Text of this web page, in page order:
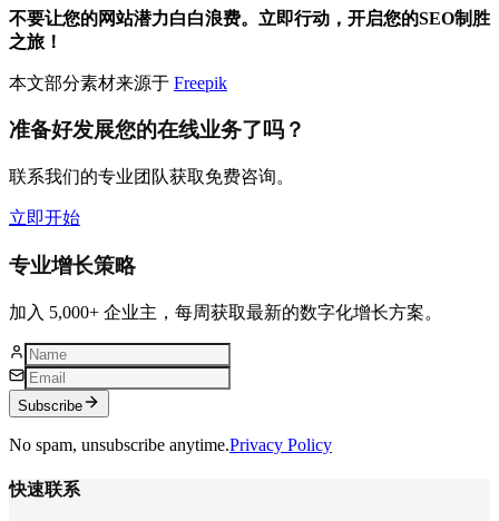
不要让您的网站潜力白白浪费。立即行动，开启您的SEO制胜
之旅！
本文部分素材来源于 Freepik
准备好发展您的在线业务了吗？
联系我们的专业团队获取免费咨询。
立即开始
专业增长策略
加入 5,000+ 企业主，每周获取最新的数字化增长方案。
Subscribe
No spam, unsubscribe anytime.Privacy Policy
快速联系